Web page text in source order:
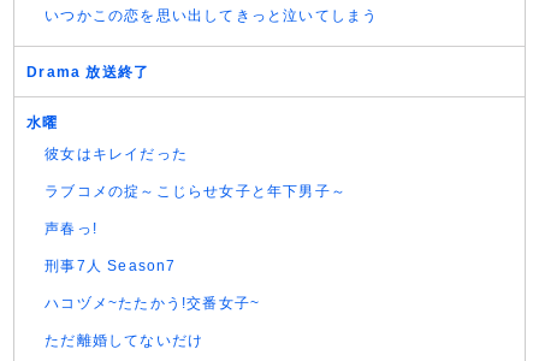
いつかこの恋を思い出してきっと泣いてしまう
Drama 放送終了
水曜
彼女はキレイだった
ラブコメの掟～こじらせ女子と年下男子～
声春っ!
刑事7人 Season7
ハコヅメ~たたかう!交番女子~
ただ離婚してないだけ